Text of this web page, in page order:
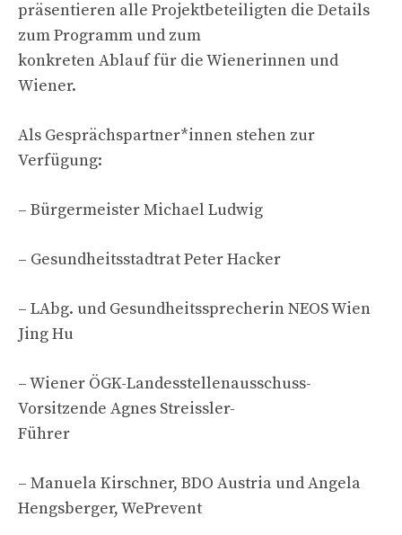
präsentieren alle Projektbeteiligten die Details
zum Programm und zum
konkreten Ablauf für die Wienerinnen und
Wiener.
Als Gesprächspartner*innen stehen zur
Verfügung:
– Bürgermeister Michael Ludwig
– Gesundheitsstadtrat Peter Hacker
– LAbg. und Gesundheitssprecherin NEOS Wien
Jing Hu
– Wiener ÖGK-Landesstellenausschuss-
Vorsitzende Agnes Streissler-
Führer
– Manuela Kirschner, BDO Austria und Angela
Hengsberger, WePrevent